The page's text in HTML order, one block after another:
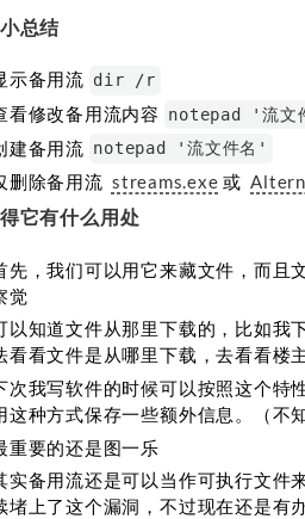
总结
示备用流 dir /r
看修改备用流内容 notepad '流文
建备用流 notepad '流文件名'
删除备用流 streams.exe 或
它有什么用处
先，我们可以用它来藏文件，而且
觉
以知道文件从那里下载的，比如我
看看文件是从哪里下载，去看看楼
次我写软件的时候可以按照这个特
这种方式保存一些额外信息。（不
重要的还是图一乐
实备用流还是可以当作可执行文
堵上了这个漏洞，不过现在还是有